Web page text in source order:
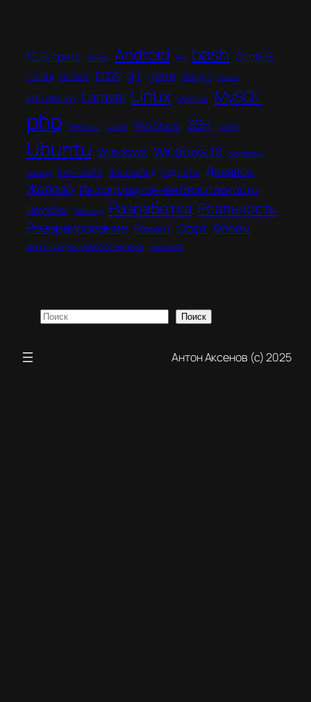
1C Битрикс ABTool Android API bash CentOS
Delphi Docker FOSS git gitea Google Hasee
KDE Plasma Laravel Linux MiniDLNA MySQL
php PHPStorm Quake RAD Studio SSH Twitter
Ubuntu Windows Windows 10
Wordpress
xdebug
ВКонтакте Велосипед Гаджеты Девайсы
Железо Информационная безопасность
Ноутбук Перевод Разработка Реальность
Резервирование Ремонт Софт Флейм
Фотография и фототехника околоNAS
Поиск Поиск
Антон Аксенов (с) 2025